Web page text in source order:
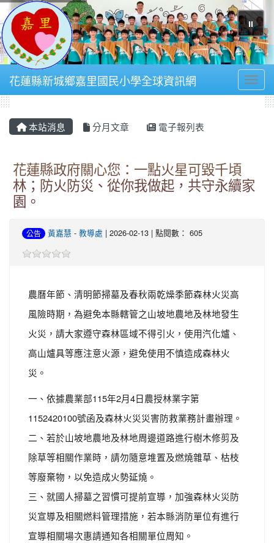
⏸
花蓮縣新城鄉嘉里國民小學全球資訊網
本站消息 分月文章 電子報列表
花蓮縣政府關心您：一點火星可毀千頃
林；防火防災、從你我做起，共守永續家
園。
公告 黃嘉慧 - 教導處 | 2026-02-13 | 點閱數： 605
農曆年節、清明節掃墓及春秋兩乾燥季節森林火災高
風險時期，為避免本縣轄管之山坡地農地及林地發生
火災，請大家遵守森林區域不得引火，使用汽化爐、
高山爐具等應注意火源，避免使用不慎造成森林火
災。
一、依據農業部115年2月4日農授林業字第
1152420100號函及森林火災災害防救業務計畫辦理。
二、若於山坡地農地及林地周邊道路進行樹木修剪及
除草等相關作業時，請勿隨意堆置及燃燒雜草、枯枝
等廢棄物，以免造成火勢延燒。
三、就國人掃墓之習慣可提前宣導，加強森林火災防
災宣導及相關燃料管理措施，若本縣消防單位有進行
宣導相關場次惠請通知各相關單位周知。